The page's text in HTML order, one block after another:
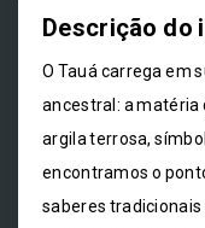
Descrição do
O Tauá carrega em
ancestral: a matéria
argila terrosa,
encontramos o
saberes